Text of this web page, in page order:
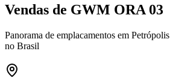
Vendas de GWM ORA 03
Panorama de emplacamentos em Petrópolis
no Brasil